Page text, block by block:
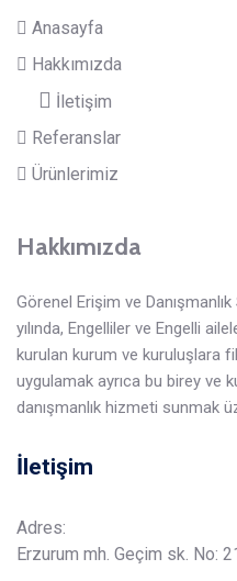
Anasayfa
Hakkımızda
İletişim
Referanslar
Ürünlerimiz
Hakkımızda
Görenel Erişim ve
yılında, Engelliler ve Engelli
kurulan kurum ve kuruluşlara
uygulamak ayrıca bu birey ve
danışmanlık hizmeti sunmak
İletişim
Adres:
Erzurum mh. Geçim sk. No: